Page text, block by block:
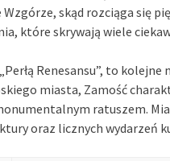
skąd rozciąga się
które skrywają wiele
Renesansu”, to
miasta, Zamość
ratuszem.
oraz licznych wydarzeń